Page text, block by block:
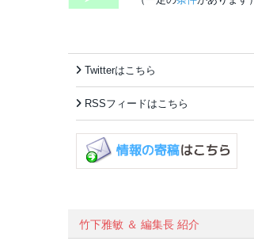
Twitterはこちら
RSSフィードはこちら
竹下雅敏 ＆ 編集長 紹介